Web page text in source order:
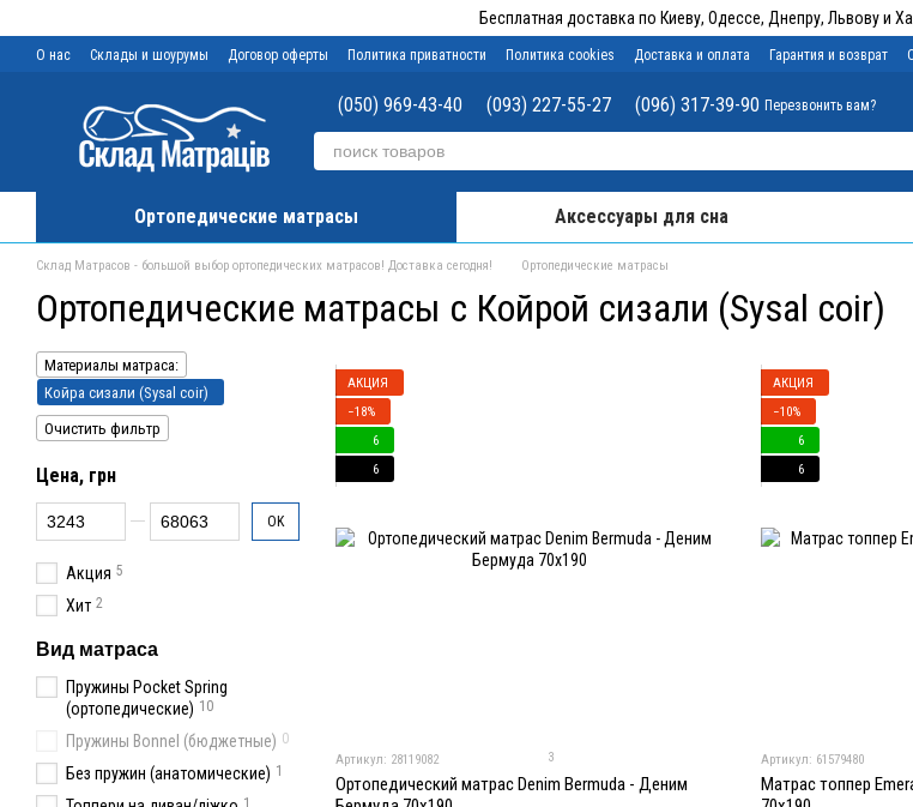
Бесплатная доставка по Киеву, Одессе, Днепру, Львову и
О нас Склады и шоурумы Договор оферты Политика приватности Политика cookies Доставка и оплата Гарантия и возврат
(050) 969-43-40 (093) 227-55-27 (096) 317-39-90 Перезвонить вам?
Ортопедические матрасы Аксессуары для сна
Склад Матрасов - большой выбор ортопедических матрасов! Доставка сегодня! Ортопедические матрасы
Ортопедические матрасы с Койрой сизали (Sysal coir)
АКЦИЯ
−18%
6
6
Артикул: 28119082 3
Ортопедический матрас Denim Bermuda - Деним
АКЦИЯ
−10%
6
6
Артикул: 61579480
Матрас топпер
Материалы матраса:
Койра сизали (Sysal coir)
Очистить фильтр
Цена, грн
От Цена, грн
До Цена, грн OK
Акция 5
Хит 2
Вид матраса
Пружины Pocket Spring
(ортопедические) 10
Пружины Bonnel (бюджетные) 0
Без пружин (анатомические) 1
1